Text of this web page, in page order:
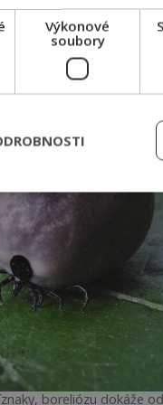
rukama a
boreliózu dokáže
Výkonové
soubory